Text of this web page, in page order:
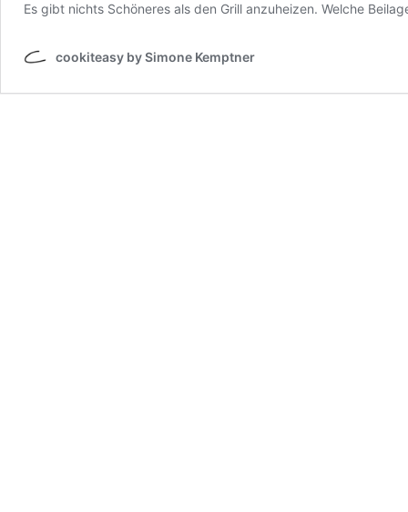
Es gibt nichts Schöneres als den Grill anzuheizen. Welche
cookiteasy by Simone Kemptner